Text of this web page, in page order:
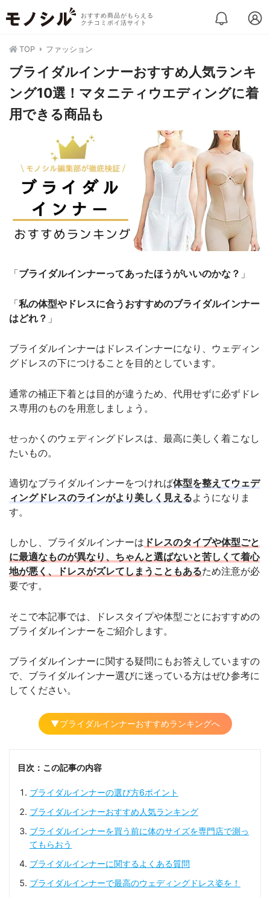
おすすめ商品がもらえる
クチコミポイ活サイト
TOP ファッション
ブライダルインナーおすすめ人気ランキ
ング10選！マタニティウエディングに着
用できる商品も
「ブライダルインナーってあったほうがいいのかな？ 」
「私の体型やドレスに合うおすすめのブライダルインナー
はどれ？ 」
ブライダルインナーはドレスインナーになり、ウェディン
グドレスの下につけることを目的としています。
通常の補正下着とは目的が違うため、代用せずに必ずドレ
ス専用のものを用意しましょう。
せっかくのウェディングドレスは、最高に美しく着こなし
たいもの。
適切なブライダルインナーをつければ体型を整えてウェデ
ィングドレスのラインがより美しく見えるようになりま
す。
しかし、ブライダルインナーは ドレスのタイプや体型ごと
に最適なものが異なり、ちゃんと選ばないと苦しくて着心
地が悪く、ドレスがズレてしまうこともあるため注意が必
要です。
そこで本記事では、ドレスタイプや体型ごとにおすすめの
ブライダルインナーをご紹介します。
ブライダルインナーに関する疑問にもお答えしていますの
で、ブライダルインナー選びに迷っている方はぜひ参考に
してください。
▼ブライダルインナーおすすめランキングへ
目次：この記事の内容
ブライダルインナーの選び方6ポイント
ブライダルインナーおすすめ人気ランキング
ブライダルインナーを買う前に体のサイズを専門店で測っ
てもらおう
ブライダルインナーに関するよくある質問
ブライダルインナーで最高のウェディングドレス姿を！